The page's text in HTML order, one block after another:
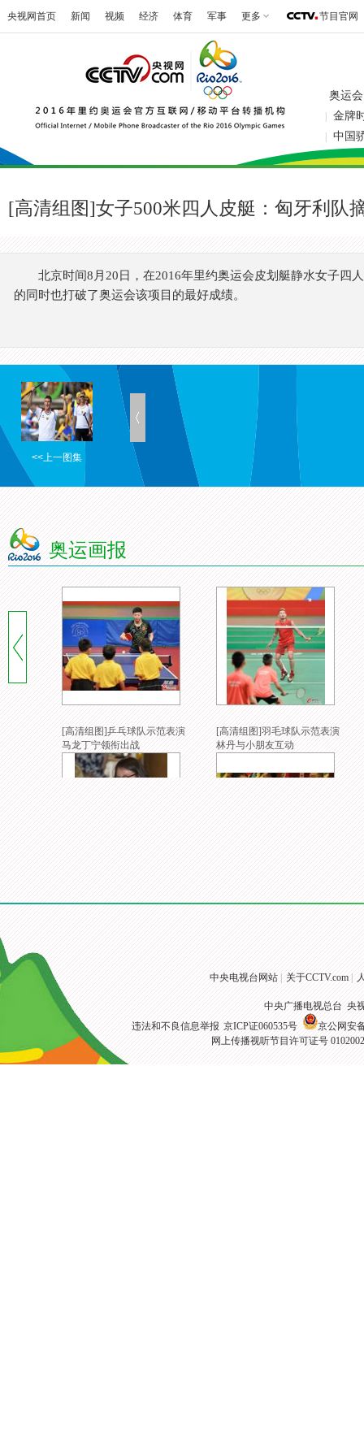
央视网首页 新闻 视频 经济 体育 军事 更多 节目官网
奥运会
金牌
中国
[高清组图]女子500米四人皮艇：匈牙利队
北京时间8月20日，在2016年里约奥运会皮划艇静水女子四
的同时也打破了奥运会该项目的最好成绩。
<<上一图集
奥运画报
[高清组图]乒乓球队示范表演
马龙丁宁领衔出战
[高清组图]羽毛球队示范表演
林丹与小朋友互动
团访港出席欢迎酒会
举行 众健儿参会
[高清组图]美国女子体操队参
[高清组图]中国田径队里约归
中央电视台网站 关于CCTV.com
中央广播电视总台 央
违法和不良信息举报 京ICP证060535号
京公网安
网上传播视听节目许可证号